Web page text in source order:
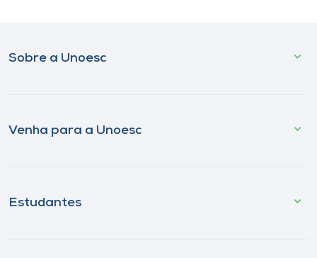
Sobre a Unoesc
Venha para a Unoesc
Estudantes